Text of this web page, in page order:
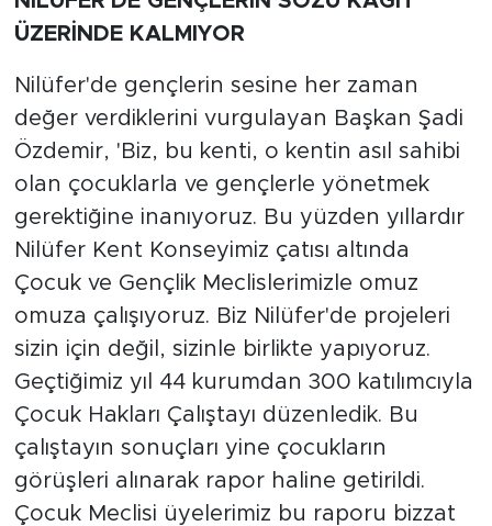
ÜZERİNDE KALMIYOR
Nilüfer'de gençlerin sesine her zaman
değer verdiklerini vurgulayan Başkan Şadi
Özdemir, 'Biz, bu kenti, o kentin asıl sahibi
olan çocuklarla ve gençlerle yönetmek
gerektiğine inanıyoruz. Bu yüzden yıllardır
Nilüfer Kent Konseyimiz çatısı altında
Çocuk ve Gençlik Meclislerimizle omuz
omuza çalışıyoruz. Biz Nilüfer'de projeleri
sizin için değil, sizinle birlikte yapıyoruz.
Geçtiğimiz yıl 44 kurumdan 300 katılımcıyla
Çocuk Hakları Çalıştayı düzenledik. Bu
çalıştayın sonuçları yine çocukların
görüşleri alınarak rapor haline getirildi.
Çocuk Meclisi üyelerimiz bu raporu bizzat